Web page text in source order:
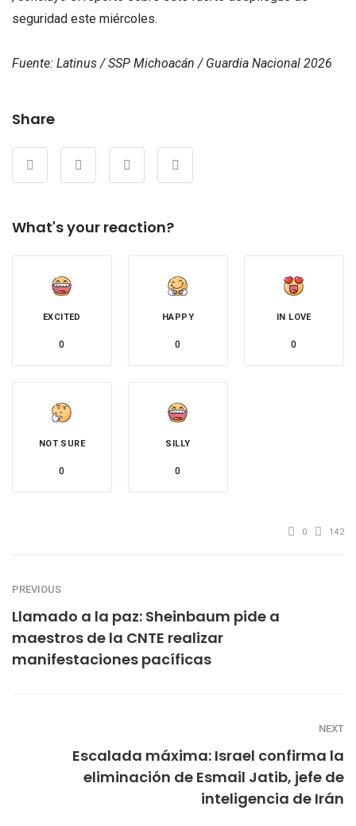
seguridad este miércoles.
Fuente: Latinus / SSP Michoacán / Guardia Nacional 2026
Share
What's your reaction?
EXCITED
0
HAPPY
0
IN LOVE
0
NOT SURE
0
SILLY
0
0 142
PREVIOUS
Llamado a la paz: Sheinbaum pide a
maestros de la CNTE realizar
manifestaciones pacíficas
NEXT
Escalada máxima: Israel confirma la
eliminación de Esmail Jatib, jefe de
inteligencia de Irán